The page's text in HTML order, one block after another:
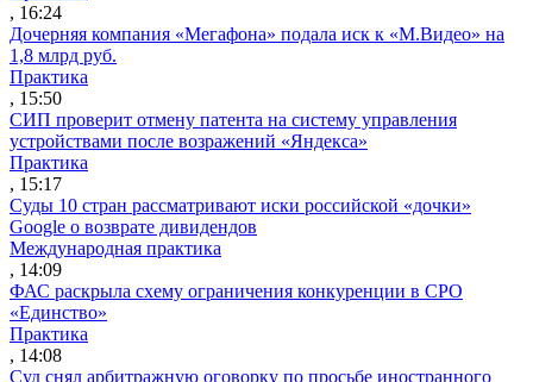
, 16:24
Дочерняя компания «Мегафона» подала иск к «М.Видео» на
1,8 млрд руб.
Практика
, 15:50
СИП проверит отмену патента на систему управления
устройствами после возражений «Яндекса»
Практика
, 15:17
Суды 10 стран рассматривают иски российской «дочки»
Google о возврате дивидендов
Международная практика
, 14:09
ФАС раскрыла схему ограничения конкуренции в СРО
«Единство»
Практика
, 14:08
Суд снял арбитражную оговорку по просьбе иностранного